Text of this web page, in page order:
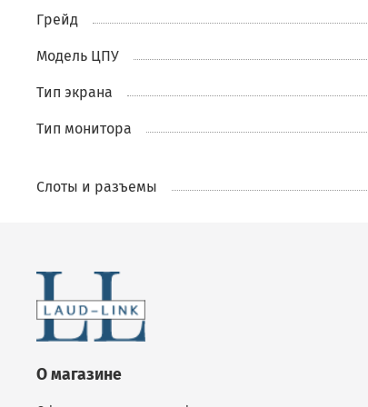
Грейд
Модель ЦПУ
Тип экрана
Тип монитора
Слоты и разъемы
О магазине